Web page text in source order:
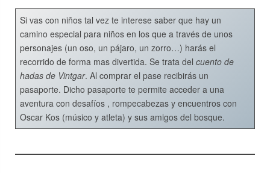
Si vas con niños tal vez te interese saber que hay un
camino especial para niños en los que a través de unos
personajes (un oso, un pájaro, un zorro…) harás el
recorrido de forma mas divertida. Se trata del cuento de
hadas de Vintgar. Al comprar el pase recibirás un
pasaporte. Dicho pasaporte te permite acceder a una
aventura con desafíos , rompecabezas y encuentros con
Oscar Kos (músico y atleta) y sus amigos del bosque.